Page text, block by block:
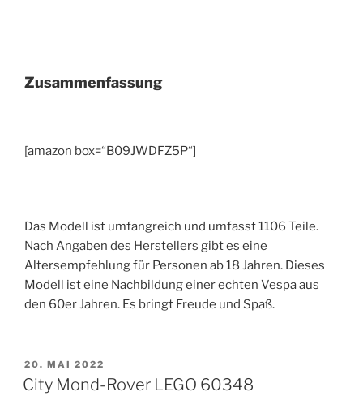
Zusammenfassung
[amazon box=“B09JWDFZ5P“]
Das Modell ist umfangreich und umfasst 1106 Teile.
Nach Angaben des Herstellers gibt es eine
Altersempfehlung für Personen ab 18 Jahren. Dieses
Modell ist eine Nachbildung einer echten Vespa aus
den 60er Jahren. Es bringt Freude und Spaß.
VERÖFFENTLICHT
AM
20. MAI 2022
City Mond-Rover LEGO 60348